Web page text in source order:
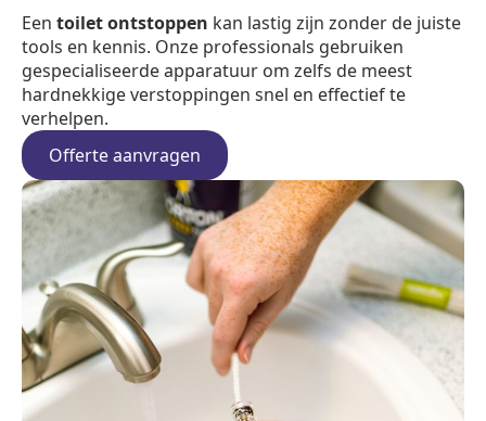
Een toilet ontstoppen kan lastig zijn zonder de juiste
tools en kennis. Onze professionals gebruiken
gespecialiseerde apparatuur om zelfs de meest
hardnekkige verstoppingen snel en effectief te
verhelpen.
Offerte aanvragen